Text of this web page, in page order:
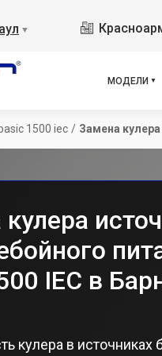
▼
МОДЕЛИ
1500 iec / Замена кулера
IEC в
кулера в источниках